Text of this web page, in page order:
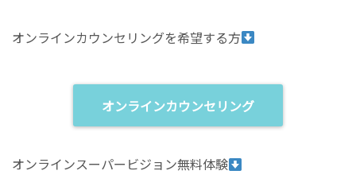
オンラインカウンセリングを希望する方
オンラインカウンセリング
オンラインスーパービジョン無料体験